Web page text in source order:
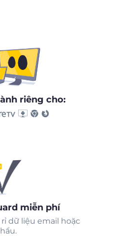
riêng cho:
miễn phí
dữ liệu email hoặc